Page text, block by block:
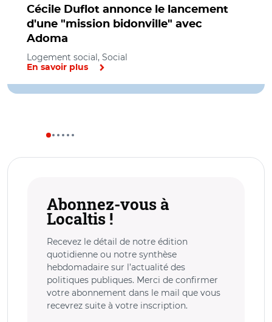
Cécile Duflot annonce le lancement
d'une "mission bidonville" avec
Adoma
Logement social, Social
En savoir plus
Abonnez-vous à
Localtis !
Recevez le détail de notre édition
quotidienne ou notre synthèse
hebdomadaire sur l’actualité des
politiques publiques. Merci de confirmer
votre abonnement dans le mail que vous
recevrez suite à votre inscription.